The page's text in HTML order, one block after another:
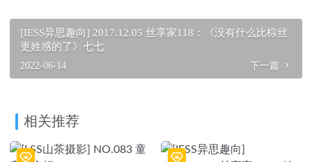
[IESS异思趣向] 2017.12.05 丝享家118：《没有什么比棕丝
更姓感的了》七七
2022-06-14 下一篇
相关推荐